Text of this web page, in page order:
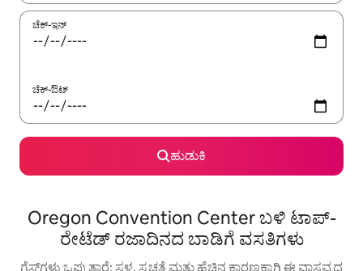
ಚೆಕ್-ಇನ್
ಚೆಕ್-ಔಟ್
ಹುಡುಕಿ
Oregon Convention Center ಬಳಿ ಟಾಪ್-
ರೇಟೆಡ್ ರಜಾದಿನದ ಬಾಡಿಗೆ ವಸತಿಗಳು
ಗೆಸ್ಟ್‌ಗಳು ಒಪ್ಪುತ್ತಾರೆ: ಸ್ಥಳ, ಸ್ವಚ್ಛತೆ ಮತ್ತು ಹೆಚ್ಚಿನ ಕಾರಣಕ್ಕಾಗಿ ಈ ವಾಸ್ತವ್ಯದ